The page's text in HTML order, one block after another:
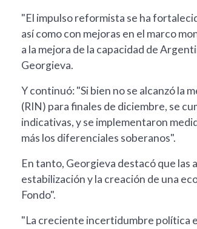
"El impulso reformista se ha
así como con mejoras en el marco
a la mejora de la capacidad de
Georgieva.
Y continuó: "Si bien no se alcanzó la
(RIN) para finales de diciembre, se
indicativas, y se implementaron
más los diferenciales soberanos".
En tanto, Georgieva destacó que las
estabilización y la creación de una
Fondo".
"La creciente incertidumbre política